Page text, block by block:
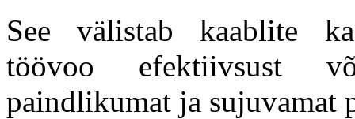
See välistab kaablite
töövoo efektiivsust
paindlikumat ja sujuvamat